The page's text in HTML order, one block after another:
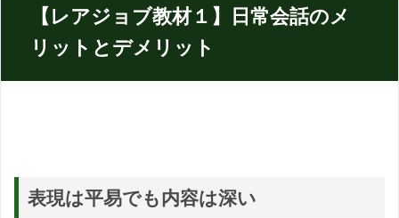
【レアジョブ教材１】日常会話のメ
リットとデメリット
表現は平易でも内容は深い